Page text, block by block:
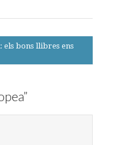
els bons llibres ens
”